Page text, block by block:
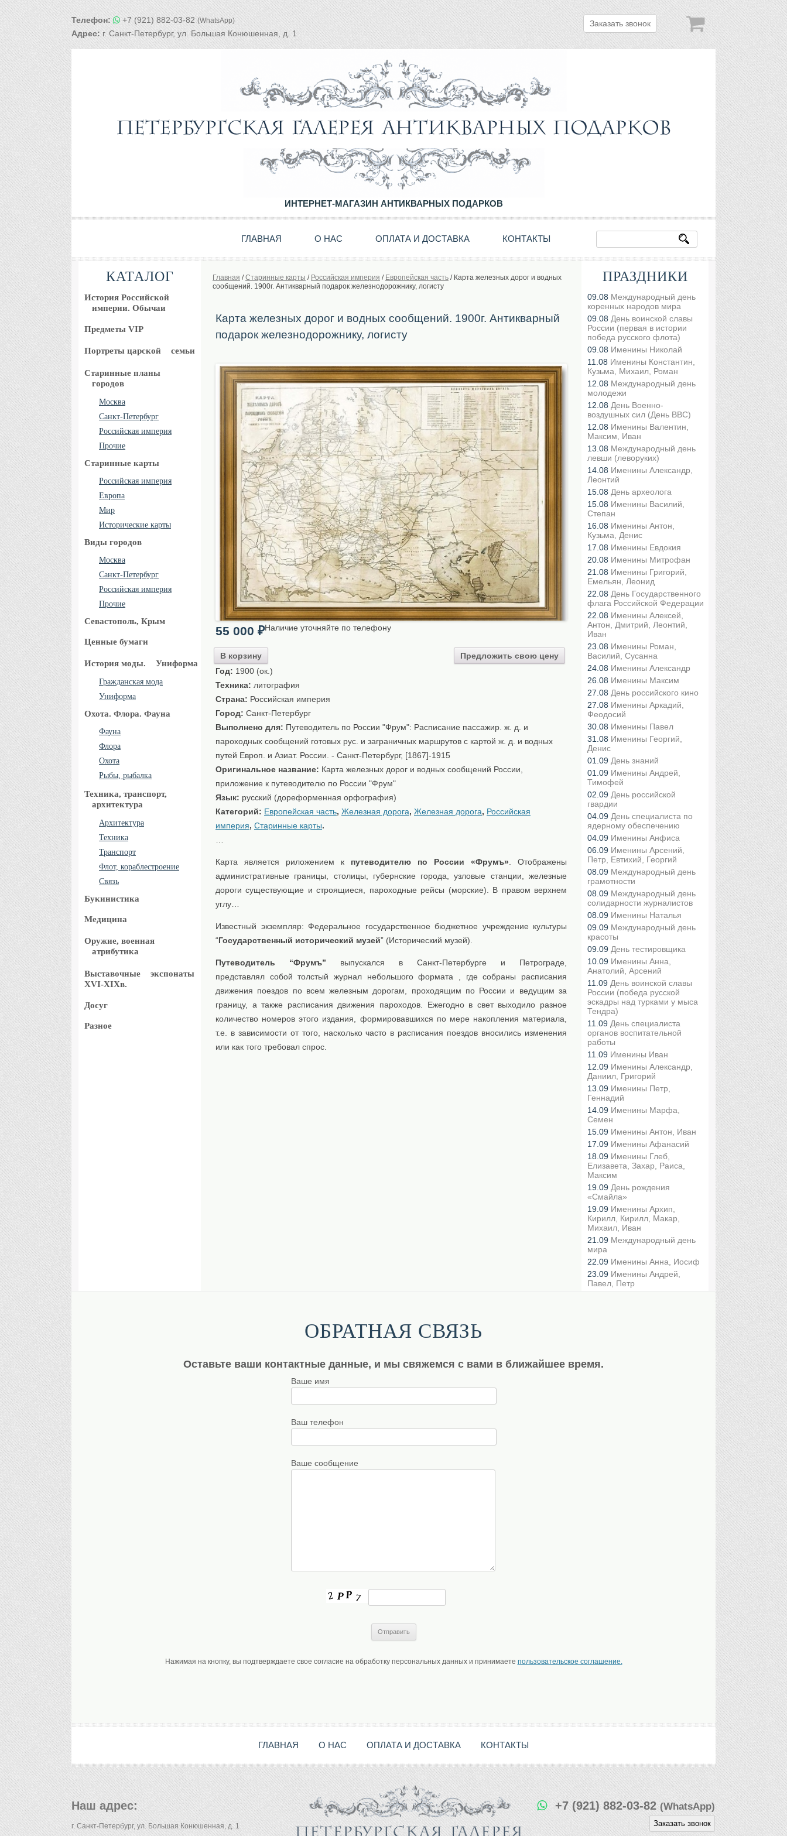
Телефон: +7 (921) 882-03-82(WhatsApp)
Адрес:г. Санкт-Петербург, ул. Большая Конюшенная, д. 1
Заказать звонок
ИНТЕРНЕТ-МАГАЗИН АНТИКВАРНЫХ ПОДАРКОВ
ГЛАВНАЯ О НАС ОПЛАТА И ДОСТАВКА КОНТАКТЫ
КАТАЛОГ
История Российской
империи. Обычаи
Предметы VIP
Портреты царской семьи
Старинные планы
городов
Москва
Санкт-Петербург
Российская империя
Прочие
Старинные карты
Российская империя
Европа
Мир
Исторические карты
Виды городов
Москва
Санкт-Петербург
Российская империя
Прочие
Севастополь, Крым
Ценные бумаги
История моды. Униформа
Гражданская мода
Униформа
Охота. Флора. Фауна
Фауна
Флора
Охота
Рыбы, рыбалка
Техника, транспорт,
архитектура
Архитектура
Техника
Транспорт
Флот, кораблестроение
Связь
Букинистика
Медицина
Оружие, военная
атрибутика
Выставочные
экспонаты
XVI-XIXв.
Досуг
Разное
Главная /Старинные карты / Российская империя / Европейская часть / Карта железных дорог и водных
сообщений. 1900г. Антикварный подарок железнодорожнику, логисту
Карта железных дорог и водных сообщений. 1900г. Антикварный
подарок железнодорожнику, логисту
55 000 ₽
В корзину Предложить свою цену
Наличие уточняйте по телефону
Год: 1900 (ок.)
Техника: литография
Страна: Российская империя
Город: Санкт-Петербург
Выполнено для: Путеводитель по России "Фрум": Расписание пассажир. ж. д. и
пароходных сообщений готовых рус. и заграничных маршрутов с картой ж. д. и водных
путей Европ. и Азиат. России. - Санкт-Петербург, [1867]-1915
Оригинальное название: Карта железных дорог и водных сообщений России,
приложение к путеводителю по России "Фрум"
Язык: русский (дореформенная орфография)
Категорий: Европейская часть, Железная дорога, Железная дорога, Российская
империя, Старинные карты.
…
Карта является риложением к путеводителю по России «Фрумъ». Отображены
административные границы, столицы, губернские города, узловые станции, железные
дороги существующие и строящиеся, пароходные рейсы (морские). В правом верхнем
углу…
Известный экземпляр: Федеральное государственное бюджетное учреждение культуры
“Государственный исторический музей” (Исторический музей).
Путеводитель “Фрумъ” выпускался в Санкт-Петербурге и Петрограде,
представлял собой толстый журнал небольшого формата , где собраны расписания
движения поездов по всем железным дорогам, проходящим по России и ведущим за
границу, а также расписания движения пароходов. Ежегодно в свет выходило разное
количество номеров этого издания, формировавшихся по мере накопления материала,
т.е. в зависимости от того, насколько часто в расписания поездов вносились изменения
или как того требовал спрос.
ПРАЗДНИКИ
09.08 Международный день
коренных народов мира
09.08 День воинской славы
России (первая в истории
победа русского флота)
09.08 Именины Николай
11.08 Именины Константин,
Кузьма, Михаил, Роман
12.08 Международный день
молодежи
12.08 День Военно-
воздушных сил (День ВВС)
12.08 Именины Валентин,
Максим, Иван
13.08 Международный день
левши (леворуких)
14.08 Именины Александр,
Леонтий
15.08 День археолога
15.08 Именины Василий,
Степан
16.08 Именины Антон,
Кузьма, Денис
17.08 Именины Евдокия
20.08 Именины Митрофан
21.08 Именины Григорий,
Емельян, Леонид
22.08 День Государственного
флага Российской Федерации
22.08 Именины Алексей,
Антон, Дмитрий, Леонтий,
Иван
23.08 Именины Роман,
Василий, Сусанна
24.08 Именины Александр
26.08 Именины Максим
27.08 День российского кино
27.08 Именины Аркадий,
Феодосий
30.08 Именины Павел
31.08 Именины Георгий,
Денис
01.09 День знаний
01.09 Именины Андрей,
Тимофей
02.09 День российской
гвардии
04.09 День специалиста по
ядерному обеспечению
04.09 Именины Анфиса
06.09 Именины Арсений,
Петр, Евтихий, Георгий
08.09 Международный день
грамотности
08.09 Международный день
солидарности журналистов
08.09 Именины Наталья
09.09 Международный день
красоты
09.09 День тестировщика
10.09 Именины Анна,
Анатолий, Арсений
11.09 День воинской славы
России (победа русской
эскадры над турками у мыса
Тендра)
11.09 День специалиста
органов воспитательной
работы
11.09 Именины Иван
12.09 Именины Александр,
Даниил, Григорий
13.09 Именины Петр,
Геннадий
14.09 Именины Марфа,
Семен
15.09 Именины Антон, Иван
17.09 Именины Афанасий
18.09 Именины Глеб,
Елизавета, Захар, Раиса,
Максим
19.09 День рождения
«Смайла»
19.09 Именины Архип,
Кирилл, Кирилл, Макар,
Михаил, Иван
21.09 Международный день
мира
22.09 Именины Анна, Иосиф
23.09 Именины Андрей,
Павел, Петр
ОБРАТНАЯ СВЯЗЬ
Оставьте ваши контактные данные, и мы свяжемся с вами в ближайшее время.
Ваше имя
Ваш телефон
Ваше сообщение
Нажимая на кнопку, вы подтверждаете свое согласие на обработку персональных данных и принимаете пользовательское соглашение.
ГЛАВНАЯ О НАС ОПЛАТА И ДОСТАВКА КОНТАКТЫ
Наш адрес:
г. Санкт-Петербург, ул. Большая Конюшенная, д. 1
+7 (921) 882-03-82(WhatsApp)
Заказать звонок